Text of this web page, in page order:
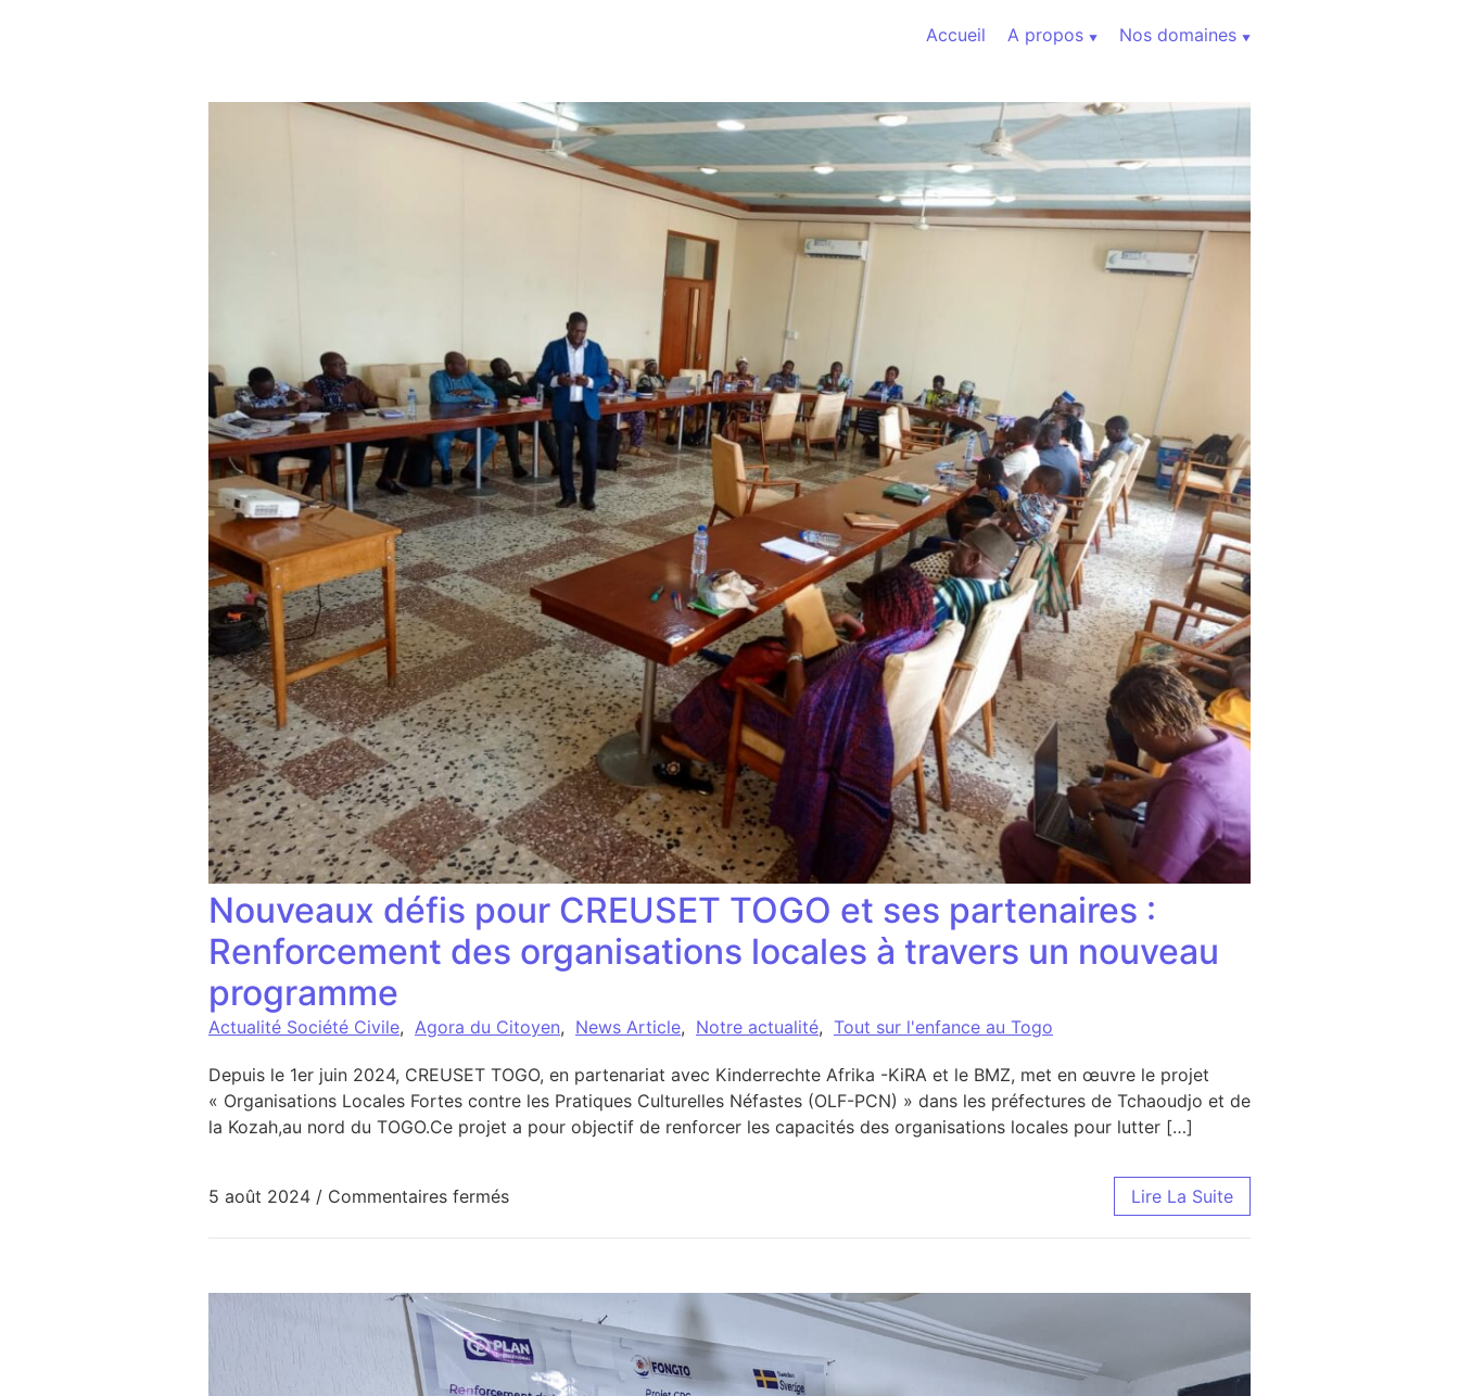
Accueil
A propos Nos domaines
Nouveaux défis pour CREUSET TOGO et ses partenaires :
Renforcement des organisations locales à travers un nouveau
programme
Actualité Société Civile, Agora du Citoyen, News Article, Notre actualité, Tout sur l'enfance au Togo
Depuis le 1er juin 2024, CREUSET TOGO, en partenariat avec Kinderrechte Afrika -KiRA et le BMZ, met en œuvre le projet
« Organisations Locales Fortes contre les Pratiques Culturelles Néfastes (OLF-PCN) » dans les préfectures de Tchaoudjo et de
la Kozah,au nord du TOGO.Ce projet a pour objectif de renforcer les capacités des organisations locales pour lutter […]
5 août 2024 / Commentaires ferméssur Nouveaux défis pour CREUSET TOGO et ses partenaires : Renforcement des organisations locales à travers
Lire La Suite